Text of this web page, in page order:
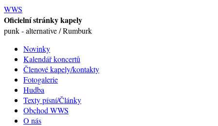
WWS
Oficielní stránky kapely
punk - alternative / Rumburk
Novinky
Kalendář koncertů
Členové kapely/kontakty
Fotogalerie
Hudba
Texty písní/Články
Obchod WWS
O nás